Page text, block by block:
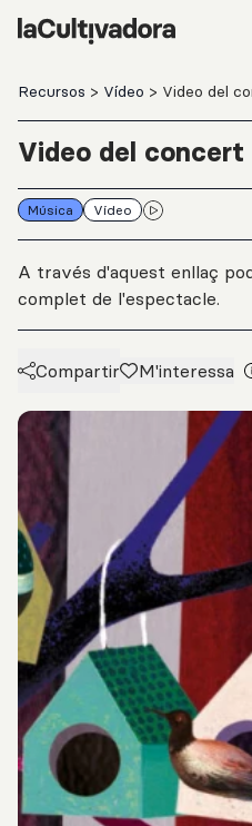
Salta al contingut principal
Recursos > Vídeo > Video del
Video del
Música Vídeo
A través d'aquest enllaç
complet de l'espectacle.
Compartir M'interessa